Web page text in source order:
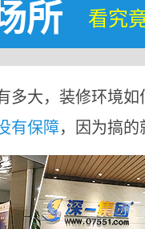
所 看究
多大，装修环境
有保障，因为搞